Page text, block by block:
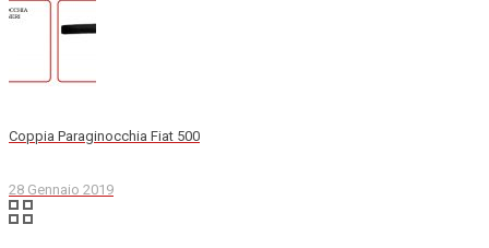
Coppia Paraginocchia Fiat 500
28 Gennaio 2019